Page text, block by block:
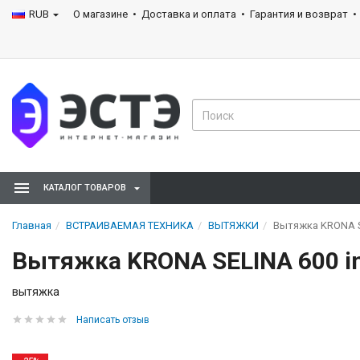
RUB О магазине Доставка и оплата Гарантия и возврат
КАТАЛОГ ТОВАРОВ
Главная ВСТРАИВАЕМАЯ ТЕХНИКА ВЫТЯЖКИ Вытяжка KRONA
Вытяжка KRONA SELINA 600
вытяжка
Написать отзыв